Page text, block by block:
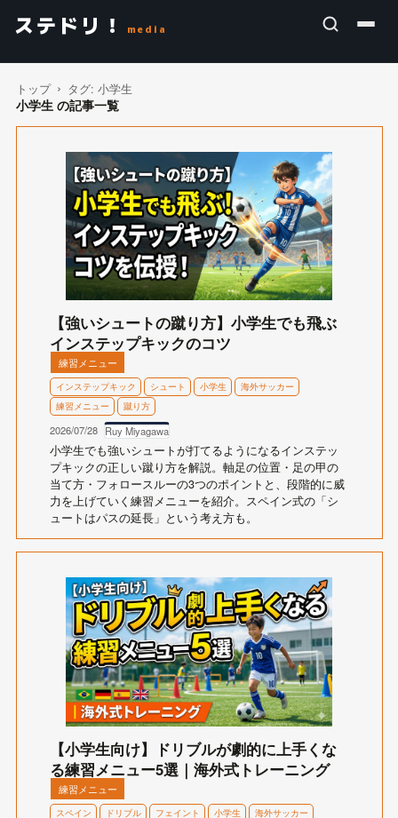
ステドリ！ media
トップ タグ: 小学生
小学生 の記事一覧
【強いシュートの蹴り方】小学生でも飛ぶ
インステップキックのコツ
練習メニュー
インステップキック シュート 小学生
海外サッカー
練習メニュー
蹴り方
2026/07/28 Ruy Miyagawa
小学生でも強いシュートが打てるようになるインステッ
プキックの正しい蹴り方を解説。軸足の位置・足の甲の
当て方・フォロースルーの3つのポイントと、段階的に威
力を上げていく練習メニューを紹介。スペイン式の「シ
ュートはパスの延長」という考え方も。
【小学生向け】ドリブルが劇的に上手くな
る練習メニュー5選｜海外式トレーニング
練習メニュー
スペイン ドリブル フェイント 小学生
海外サッカー